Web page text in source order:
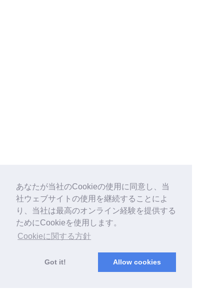
あなたが当社のCookieの使用に同意し、当
社ウェブサイトの使用を継続することによ
り、当社は最高のオンライン経験を提供する
ためにCookieを使用します。
Cookieに関する方針
Got it! Allow cookies